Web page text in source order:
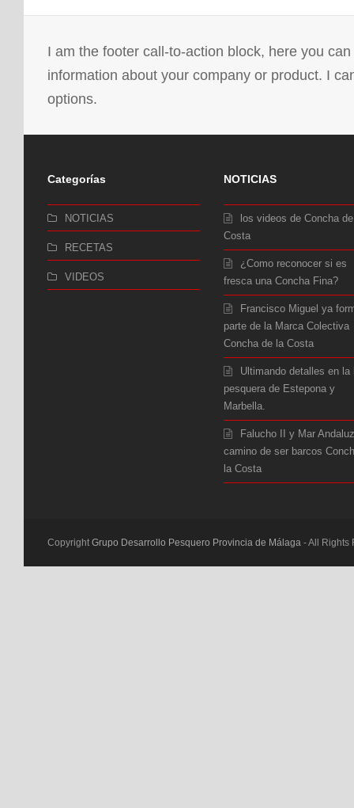
I am the footer call-to-action block, here you
information about your company or product. I
options.
Categorías
NOTICIAS
RECETAS
VIDEOS
NOTICIAS
los videos de Concha
Costa
¿Como reconocer si es
fresca una Concha Fina?
Francisco Miguel ya
parte de la Marca Colectiva
Concha de la Costa
Ultimando detalles en la
pesquera de Estepona y
Marbella.
Falucho II y Mar Andaluz
camino de ser barcos
la Costa
Copyright Grupo Desarrollo Pesquero Provincia de Málaga - All Rights